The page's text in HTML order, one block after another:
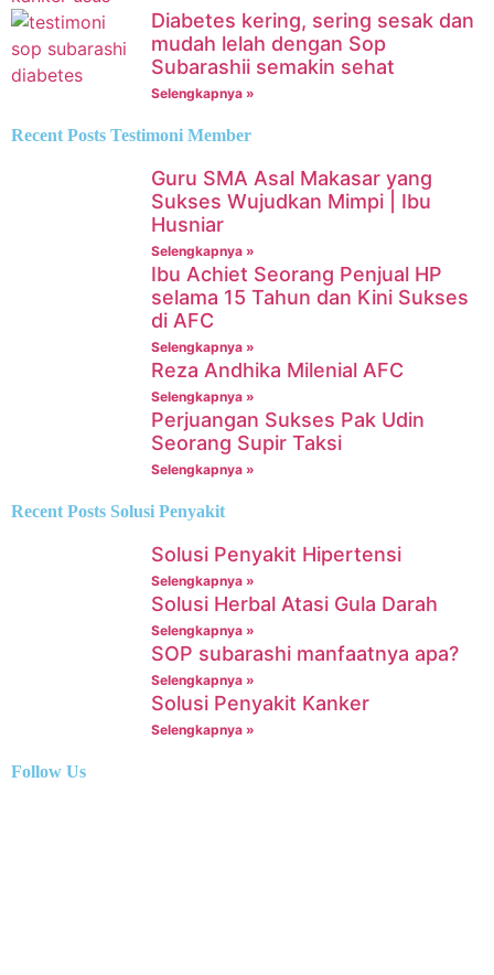
Diabetes kering, sering sesak dan
mudah lelah dengan Sop
Subarashii semakin sehat
Selengkapnya »
Recent Posts Testimoni Member
Guru SMA Asal Makasar yang
Sukses Wujudkan Mimpi | Ibu
Husniar
Selengkapnya »
Ibu Achiet Seorang Penjual HP
selama 15 Tahun dan Kini Sukses
di AFC
Selengkapnya »
Reza Andhika Milenial AFC
Selengkapnya »
Perjuangan Sukses Pak Udin
Seorang Supir Taksi
Selengkapnya »
Recent Posts Solusi Penyakit
Solusi Penyakit Hipertensi
Selengkapnya »
Solusi Herbal Atasi Gula Darah
Selengkapnya »
SOP subarashi manfaatnya apa?
Selengkapnya »
Solusi Penyakit Kanker
Selengkapnya »
Follow Us